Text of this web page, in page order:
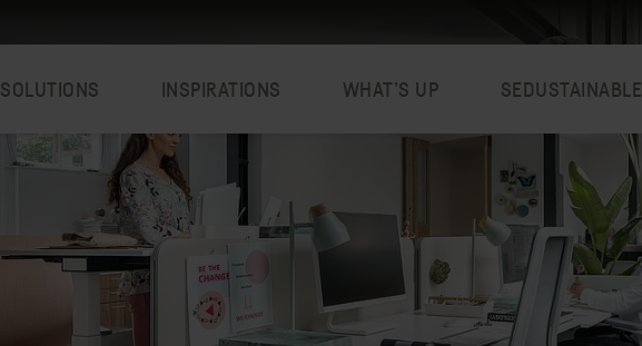
SOLUTIONS INSPIRATIONS WHAT’S UP SEDUSTAINABLE